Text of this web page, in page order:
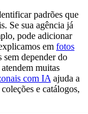
padrões que
Se sua agência já
pode adicionar
em fotos
sem depender do
muitas
com IA ajuda a
e catálogos,